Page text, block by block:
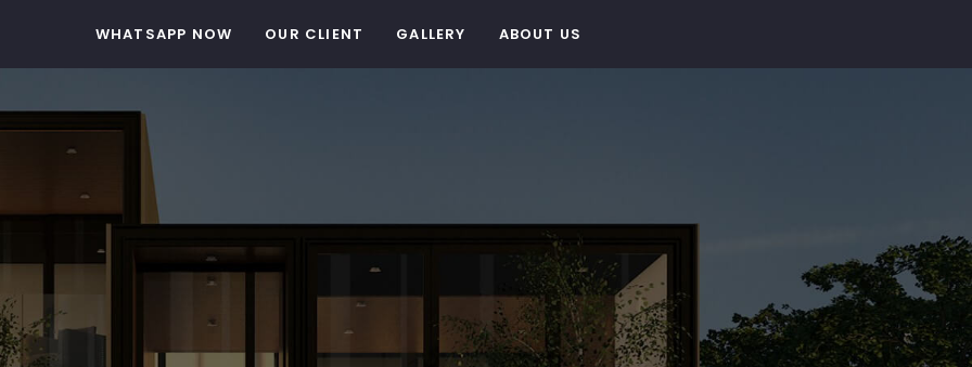
WHATSAPP NOW OUR CLIENT GALLERY ABOUT US